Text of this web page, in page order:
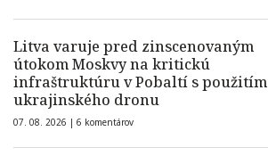
Litva varuje pred zinscenovaným
útokom Moskvy na kritickú
infraštruktúru v Pobaltí s použitím
ukrajinského dronu
07. 08. 2026 | 6 komentárov